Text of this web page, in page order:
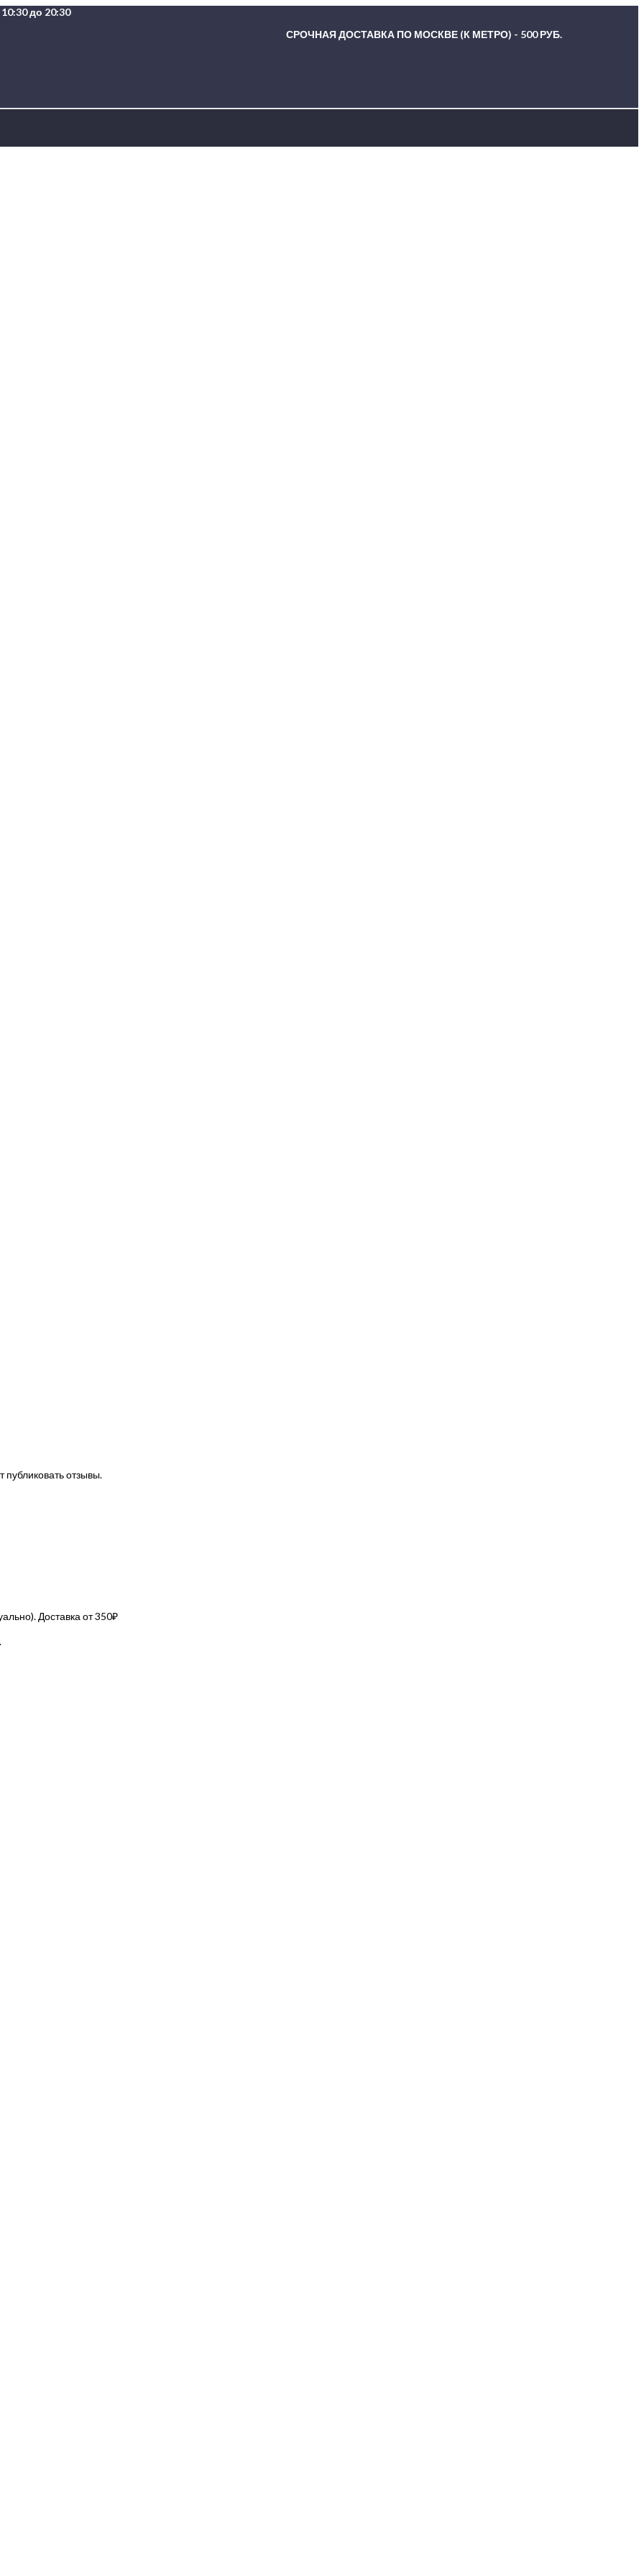
до 20:30
СРОЧНАЯ ДОСТАВКА ПО МОСКВЕ (К МЕТРО) - 500 РУБ.
публиковать отзывы.
Доставка от 350₽
.